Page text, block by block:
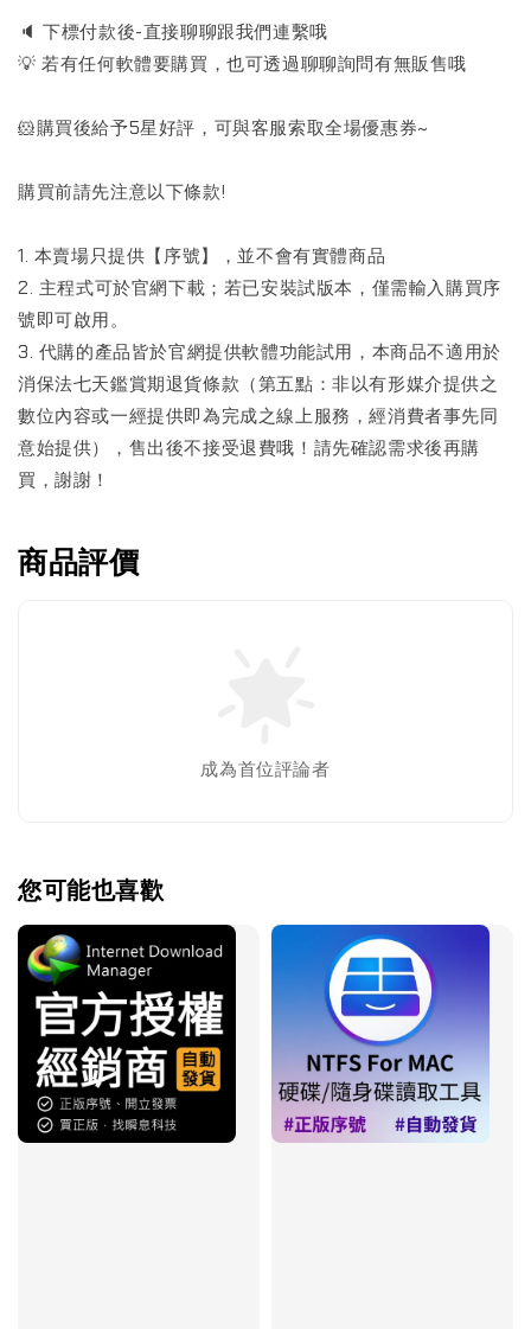
🔈 下標付款後-直接聊聊跟我們連繫哦
💡 若有任何軟體要購買，也可透過聊聊詢問有無販售哦
🐹購買後給予5星好評，可與客服索取全場優惠券~
購買前請先注意以下條款!
1. 本賣場只提供【序號】，並不會有實體商品
2. 主程式可於官網下載；若已安裝試版本，僅需輸入購買序
號即可啟用。
3. 代購的產品皆於官網提供軟體功能試用，本商品不適用於
消保法七天鑑賞期退貨條款（第五點：非以有形媒介提供之
數位內容或一經提供即為完成之線上服務，經消費者事先同
意始提供），售出後不接受退費哦！請先確認需求後再購
買，謝謝！
商品評價
成為首位評論者
您可能也喜歡